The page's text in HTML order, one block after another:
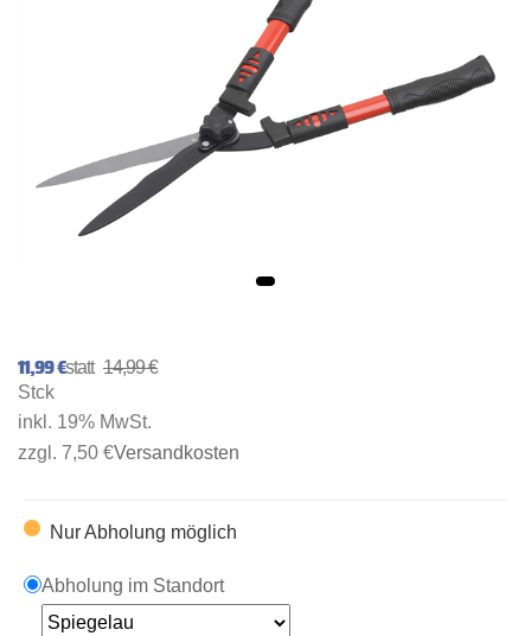
14,99 €
11,99 €
Stck
inkl. 19% MwSt.
zzgl. 7,50 €Versandkosten
Nur Abholung möglich
Abholung im Standort